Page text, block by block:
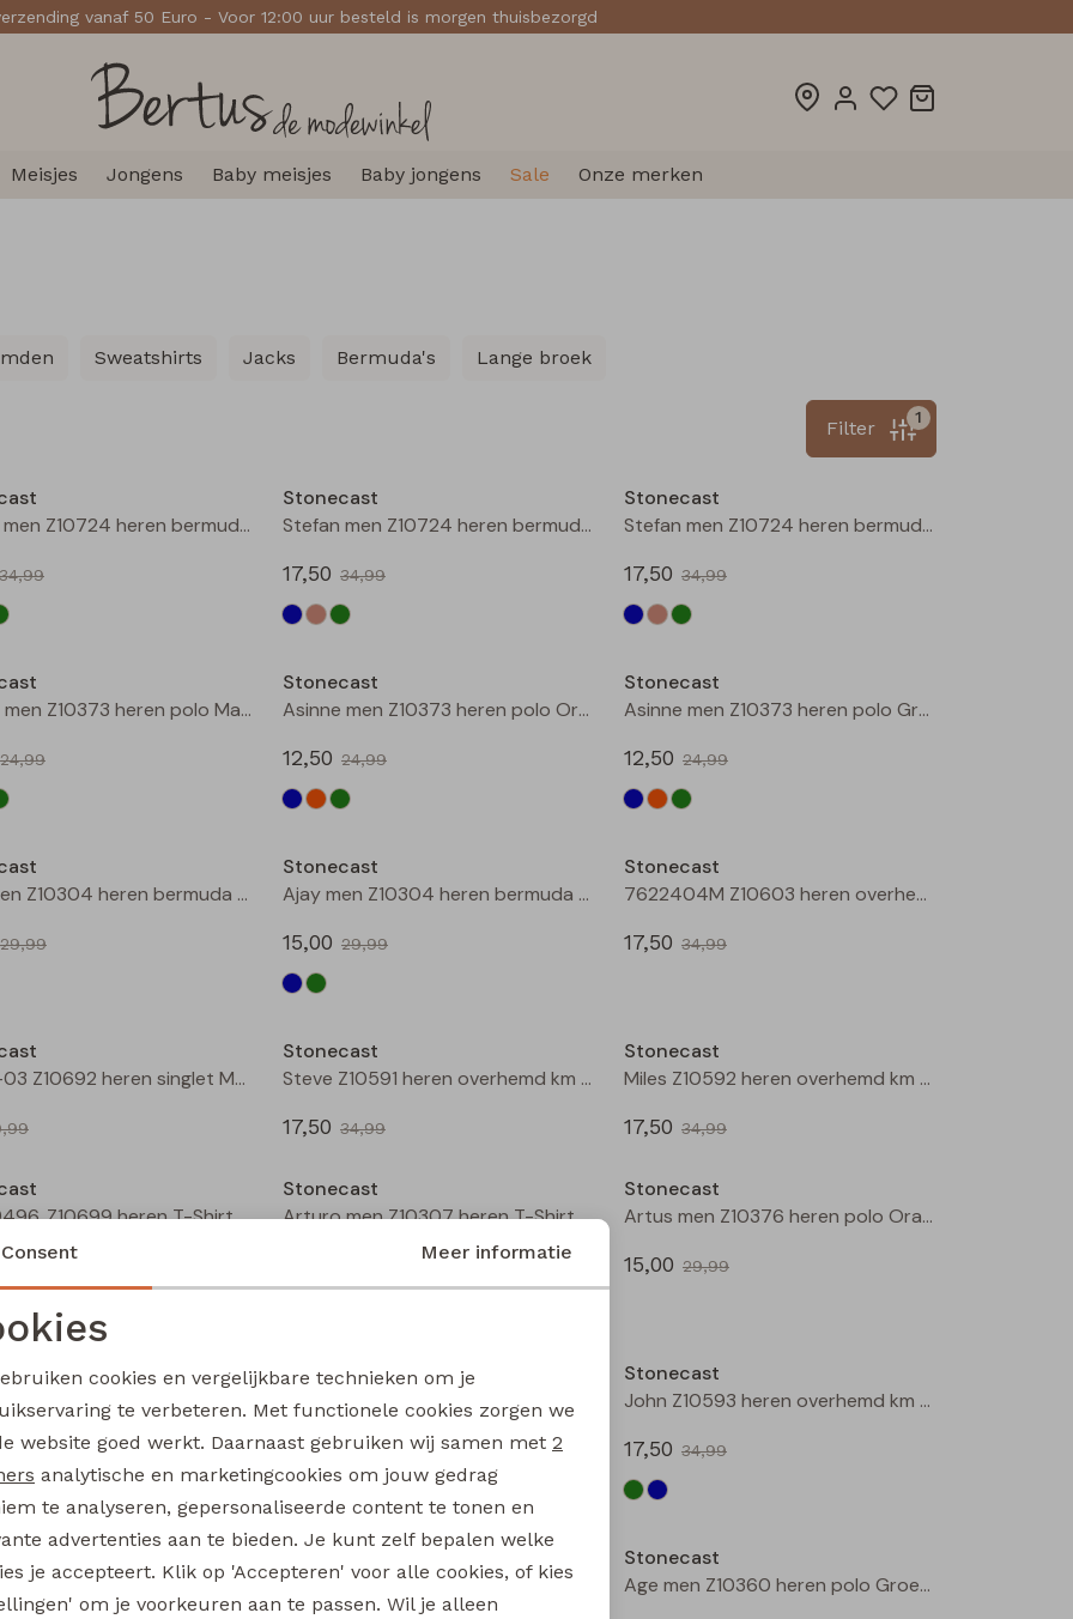
vanaf 50 Euro - Voor 12:00 uur besteld is morgen thuisbezorgd
Meisjes Jongens Baby meisjes Baby jongens Sale Onze merken
Sweatshirts Jacks Bermuda's Lange broek
1
Filter
Stefan men Z10724 heren bermuda Greyblue
34,99
Stonecast
Stefan men Z10724 heren bermuda Zand
17,50 34,99
Stonecast
Stefan men Z10724 heren bermuda Army
17,50 34,99
Asinne men Z10373 heren polo Marine
24,99
Stonecast
Asinne men Z10373 heren polo Oranje
12,50 24,99
Stonecast
Asinne men Z10373 heren polo Groen
12,50 24,99
Ajay men Z10304 heren bermuda Marine
29,99
Stonecast
Ajay men Z10304 heren bermuda Groen donker
15,00 29,99
Stonecast
7622404M Z10603 heren overhemd km Marine
17,50 34,99
M61SL-03 Z10692 heren singlet Marine
Stonecast
Steve Z10591 heren overhemd km Blauw
17,50 34,99
Stonecast
Miles Z10592 heren overhemd km Marine
17,50 34,99
MT-49496. Z10699 heren T-Shirt km raf/jeans
Stonecast
Arturo men Z10307 heren T-Shirt km Raf
Stonecast
Artus men Z10376 heren polo Oranje
15,00 29,99
69,99
Stonecast
17,50 34,99
Stonecast
John Z10593 heren overhemd km Marine
17,50 34,99
Sale
Mitch Z10594 heren overhemd km Marine
Stonecast
Age men Z10360 heren polo Groen mos
cookies
cookies Marketing cookies
Consent Meer informatie
cookies en vergelijkbare technieken om je
te verbeteren. Met functionele cookies zorgen we
website goed werkt. Daarnaast gebruiken wij samen met 2
analytische en marketingcookies om jouw gedrag
te analyseren, gepersonaliseerde content te tonen en
advertenties aan te bieden. Je kunt zelf bepalen welke
je accepteert. Klik op 'Accepteren' voor alle cookies, of kies
om je voorkeuren aan te passen. Wil je alleen